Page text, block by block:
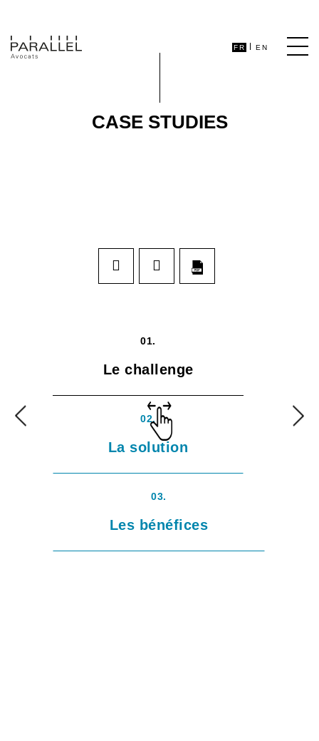
FR EN
CASE STUDIES
01.
Le challenge
02.
La solution
03.
Les bénéfices